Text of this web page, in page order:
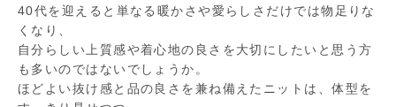
40代を迎えると単なる暖かさや愛らしさだけでは物足りな
くなり、
自分らしい上質感や着心地の良さを大切にしたいと思う方
も多いのではないでしょうか。
ほどよい抜け感と品の良さを兼ね備えたニットは、体型を